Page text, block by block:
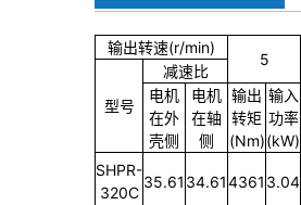
输出转速(r/min)
5
型号
减速比
电机
在外
壳侧
电机
在轴
侧
输出
转矩
(Nm)
输入
功率
(kW)
SHPR-
320C
35.61 34.614361 3.04